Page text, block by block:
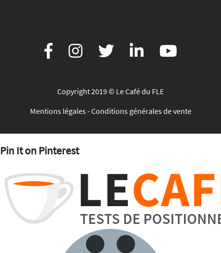
Copyright 2019 © Le Café du FLE
Mentions légales-Conditions générales de vente
Pin It on Pinterest